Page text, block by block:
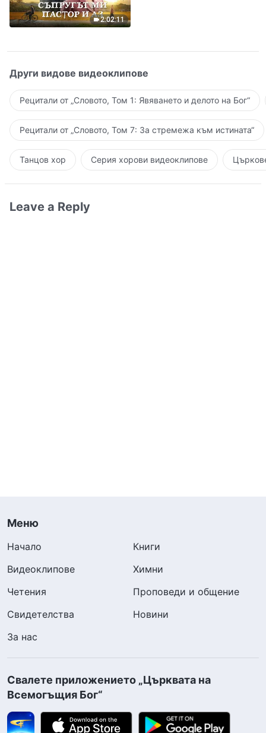
2:02:11
Други видове видеоклипове
Рецитали от „Словото, Том 1: Явяването и делото на Бог“
Рецитали от „Словото, Том 7: За стремежа към истината“
Танцов хор Серия хорови видеоклипове
Leave a Reply
Меню
Начало
Книги
Видеоклипове
Химни
Четения
Проповеди и общение
Свидетелства
Новини
За нас
Свалете приложението „Църквата на
Всемогъщия Бог“